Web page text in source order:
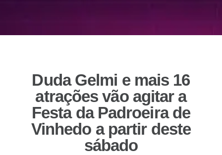
Duda Gelmi e mais 16
atrações vão agitar a
Festa da Padroeira de
Vinhedo a partir deste
sábado